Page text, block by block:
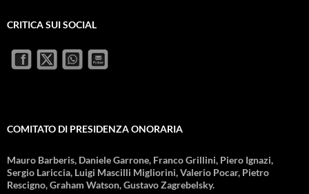
CRITICA SUI SOCIAL
COMITATO DI PRESIDENZA ONORARIA
Mauro Barberis, Daniele Garrone, Franco Grillini, Piero Ignazi,
Sergio Lariccia, Luigi Mascilli Migliorini, Valerio Pocar, Pietro
Rescigno, Graham Watson, Gustavo Zagrebelsky.